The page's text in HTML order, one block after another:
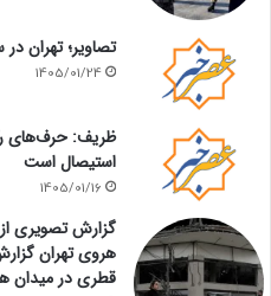
تصاویر؛ تهران
1405/01/24
ظریف: حرف‌های
استیصال است
1405/01/16
گزارش تصویری
هروی تهران
قطری در میدان